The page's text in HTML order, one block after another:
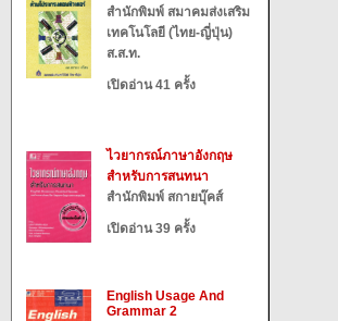
สำนักพิมพ์ สมาคมส่งเสริม
เทคโนโลยี (ไทย-ญี่ปุ่น)
ส.ส.ท.
เปิดอ่าน 41 ครั้ง
ไวยากรณ์ภาษาอังกฤษ
สำหรับการสนทนา
สำนักพิมพ์ สกายบุ๊คส์
เปิดอ่าน 39 ครั้ง
English Usage And
Grammar 2